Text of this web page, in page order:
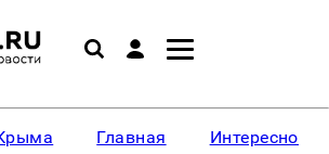
Главная Интересное